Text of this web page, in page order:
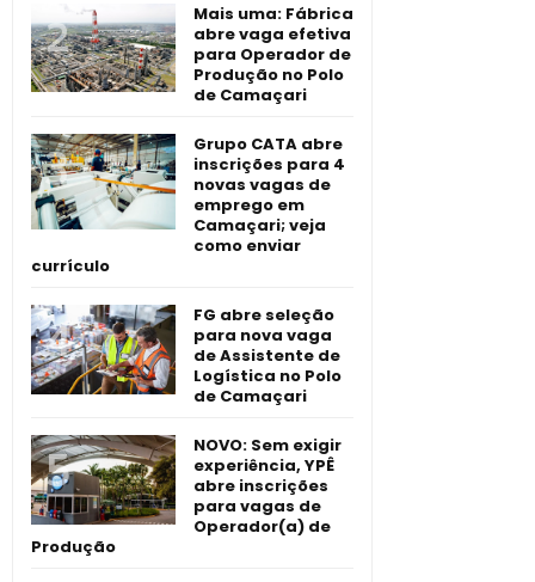
Mais uma: Fábrica
abre vaga efetiva
para Operador de
Produção no Polo
de Camaçari
Grupo CATA abre
inscrições para 4
novas vagas de
emprego em
Camaçari; veja
como enviar
currículo
FG abre seleção
para nova vaga
de Assistente de
Logística no Polo
de Camaçari
NOVO: Sem exigir
experiência, YPÊ
abre inscrições
para vagas de
Operador(a) de
Produção